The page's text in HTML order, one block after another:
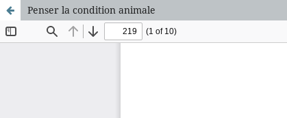
Penser la condition animale